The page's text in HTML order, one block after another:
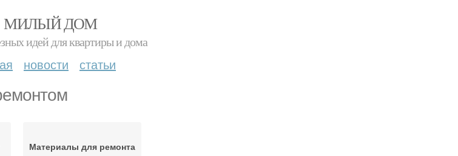
МИЛЫЙ ДОМ
идей для квартиры и дома
новости статьи
Материалы для ремонта